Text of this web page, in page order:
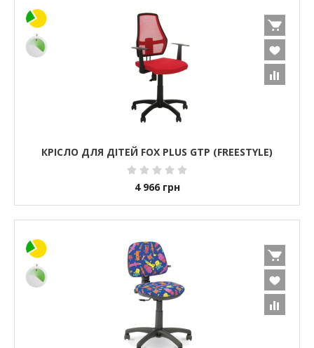
КРІСЛО ДЛЯ ДІТЕЙ FOX PLUS GTP (FREESTYLE)
4 966 грн